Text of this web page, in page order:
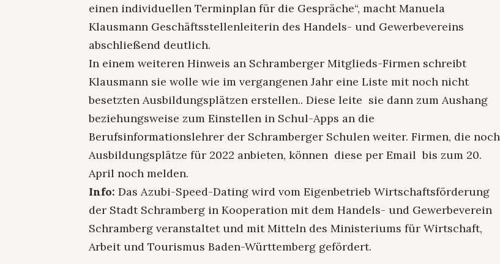
einen individuellen Terminplan für die Gespräche“, macht Manuela
Klausmann Geschäftsstellenleiterin des Handels- und Gewerbevereins
abschließend deutlich.
In einem weiteren Hinweis an Schramberger Mitglieds-Firmen schreibt
Klausmann sie wolle wie im vergangenen Jahr eine Liste mit noch nicht
besetzten Ausbildungsplätzen erstellen.. Diese leite sie dann zum Aushang
beziehungsweise zum Einstellen in Schul-Apps an die
Berufsinformationslehrer der Schramberger Schulen weiter. Firmen, die noch
Ausbildungsplätze für 2022 anbieten, können diese per Email bis zum 20.
April noch melden.
Info: Das Azubi-Speed-Dating wird vom Eigenbetrieb Wirtschaftsförderung
der Stadt Schramberg in Kooperation mit dem Handels- und Gewerbeverein
Schramberg veranstaltet und mit Mitteln des Ministeriums für Wirtschaft,
Arbeit und Tourismus Baden-Württemberg gefördert.